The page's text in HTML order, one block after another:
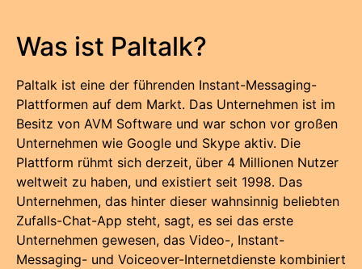
Was ist Paltalk?
Paltalk ist eine der führenden Instant-Messaging-
Plattformen auf dem Markt. Das Unternehmen ist im
Besitz von AVM Software und war schon vor großen
Unternehmen wie Google und Skype aktiv. Die
Plattform rühmt sich derzeit, über 4 Millionen Nutzer
weltweit zu haben, und existiert seit 1998. Das
Unternehmen, das hinter dieser wahnsinnig beliebten
Zufalls-Chat-App steht, sagt, es sei das erste
Unternehmen gewesen, das Video-, Instant-
Messaging- und Voiceover-Internetdienste kombiniert